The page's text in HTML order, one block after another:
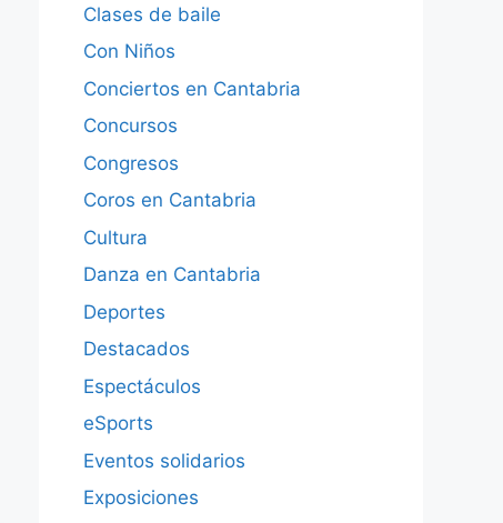
Clases de baile
Con Niños
Conciertos en Cantabria
Concursos
Congresos
Coros en Cantabria
Cultura
Danza en Cantabria
Deportes
Destacados
Espectáculos
eSports
Eventos solidarios
Exposiciones